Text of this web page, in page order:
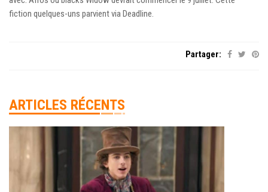
fiction quelques-uns parvient via Deadline.
Partager:
ARTICLES RÉCENTS